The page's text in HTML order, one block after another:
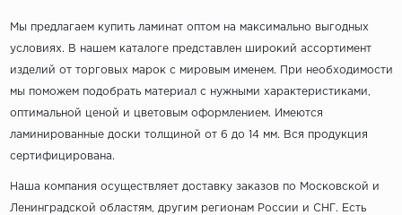
Мы предлагаем купить ламинат оптом на максимально выгодных
условиях. В нашем каталоге представлен широкий ассортимент
изделий от торговых марок с мировым именем. При необходимости
мы поможем подобрать материал с нужными характеристиками,
оптимальной ценой и цветовым оформлением. Имеются
ламинированные доски толщиной от 6 до 14 мм. Вся продукция
сертифицирована.
Наша компания осуществляет доставку заказов по Московской и
Ленинградской областям, другим регионам России и СНГ. Есть